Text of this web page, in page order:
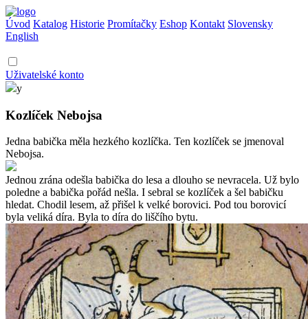
Úvod Katalog Historie Promítačky Eshop Kontakt Slovensky
English
Uživatelské konto
y
Kozlíček Nebojsa
Jedna babička měla hezkého kozlíčka. Ten kozlíček se jmenoval
Nebojsa.
Jednou zrána odešla babička do lesa a dlouho se nevracela. Už bylo
poledne a babička pořád nešla. I sebral se kozlíček a šel babičku
hledat. Chodil lesem, až přišel k velké borovici. Pod tou borovicí
byla veliká díra. Byla to díra do liščího bytu.